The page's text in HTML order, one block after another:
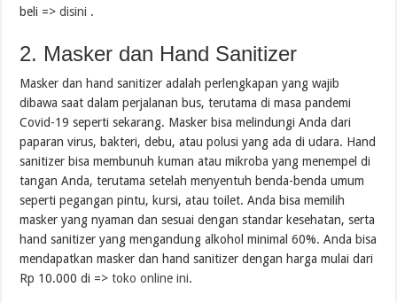
beli =>disini .
2. Masker dan Hand Sanitizer
Masker dan hand sanitizer adalah perlengkapan yang wajib
dibawa saat dalam perjalanan bus, terutama di masa pandemi
Covid-19 seperti sekarang. Masker bisa melindungi Anda dari
paparan virus, bakteri, debu, atau polusi yang ada di udara. Hand
sanitizer bisa membunuh kuman atau mikroba yang menempel di
tangan Anda, terutama setelah menyentuh benda-benda umum
seperti pegangan pintu, kursi, atau toilet. Anda bisa memilih
masker yang nyaman dan sesuai dengan standar kesehatan, serta
hand sanitizer yang mengandung alkohol minimal 60%. Anda bisa
mendapatkan masker dan hand sanitizer dengan harga mulai dari
Rp 10.000 di =>toko online ini.